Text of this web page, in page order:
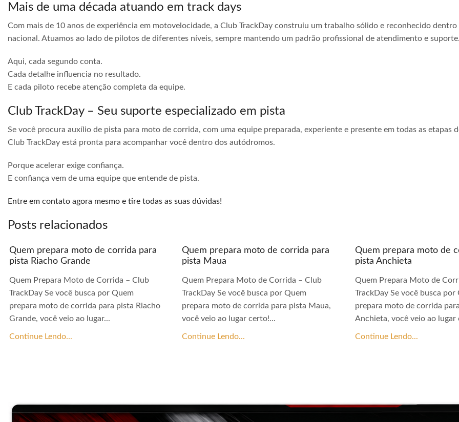
Mais de uma década atuando em track days
Com mais de 10 anos de experiência em motovelocidade, a Club TrackDay construiu um trabalho sólido e reconhecido
nacional. Atuamos ao lado de pilotos de diferentes níveis, sempre mantendo um padrão profissional de atendimento e suporte.
Aqui, cada segundo conta.
Cada detalhe influencia no resultado.
E cada piloto recebe atenção completa da equipe.
Club TrackDay – Seu suporte especializado em pista
Se você procura auxílio de pista para moto de corrida, com uma equipe preparada, experiente e presente em todas as etapas
Club TrackDay está pronta para acompanhar você dentro dos autódromos.
Porque acelerar exige confiança.
E confiança vem de uma equipe que entende de pista.
Entre em contato agora mesmo e tire todas as suas dúvidas!
Posts relacionados
Quem prepara moto de corrida para
pista Riacho Grande
Quem Prepara Moto de Corrida – Club
TrackDay Se você busca por Quem
prepara moto de corrida para pista Riacho
Grande, você veio ao lugar...
Continue Lendo...
Quem prepara moto de corrida para
pista Maua
Quem Prepara Moto de Corrida – Club
TrackDay Se você busca por Quem
prepara moto de corrida para pista Maua,
você veio ao lugar certo!...
Continue Lendo...
Quem prepara moto de
pista Anchieta
Quem Prepara Moto de
TrackDay Se você busca por
prepara moto de corrida
Anchieta, você veio ao lugar
Continue Lendo...